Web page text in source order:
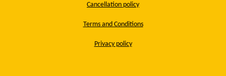
Cancellation policy
Terms and Conditions
Privacy policy